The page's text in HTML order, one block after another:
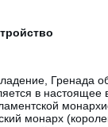
Гренада
в настоящее
монарх